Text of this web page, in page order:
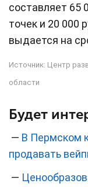
составляет 65
точек и 20 000
выдается на
Источник: Центр
области
Будет
— В Пермском
продавать
—